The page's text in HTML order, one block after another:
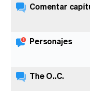
Comentar
Personajes
The O..C.